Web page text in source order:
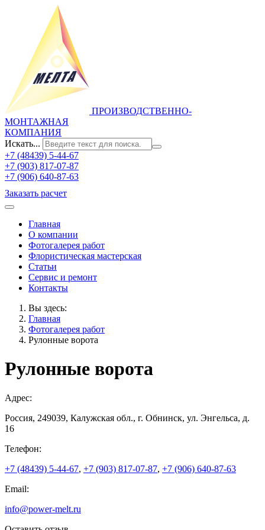
ПРОИЗВОДСТВЕННО-
МОНТАЖНАЯ
КОМПАНИЯ
Искать...
+7 (48439) 5-44-67
+7 (903) 817-07-87
+7 (906) 640-87-63
Заказать расчет
Главная
О компании
Фотогалерея работ
Флористическая мастерская
Статьи
Сервис и ремонт
Контакты
Вы здесь:
Главная
Фотогалерея работ
Рулонные ворота
Рулонные ворота
Адрес:
Россия, 249039, Калужская обл., г. Обнинск, ул. Энгельса, д.
16
Телефон:
+7 (48439) 5-44-67, +7 (903) 817-07-87, +7 (906) 640-87-63
Email:
info@power-melt.ru